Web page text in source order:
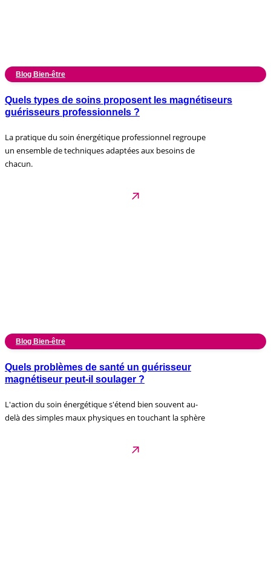
Blog Bien-être
Quels types de soins proposent les magnétiseurs
guérisseurs professionnels ?
La pratique du soin énergétique professionnel regroupe
un ensemble de techniques adaptées aux besoins de
chacun.
Blog Bien-être
Quels problèmes de santé un guérisseur
magnétiseur peut-il soulager ?
L'action du soin énergétique s'étend bien souvent au-
delà des simples maux physiques en touchant la sphère